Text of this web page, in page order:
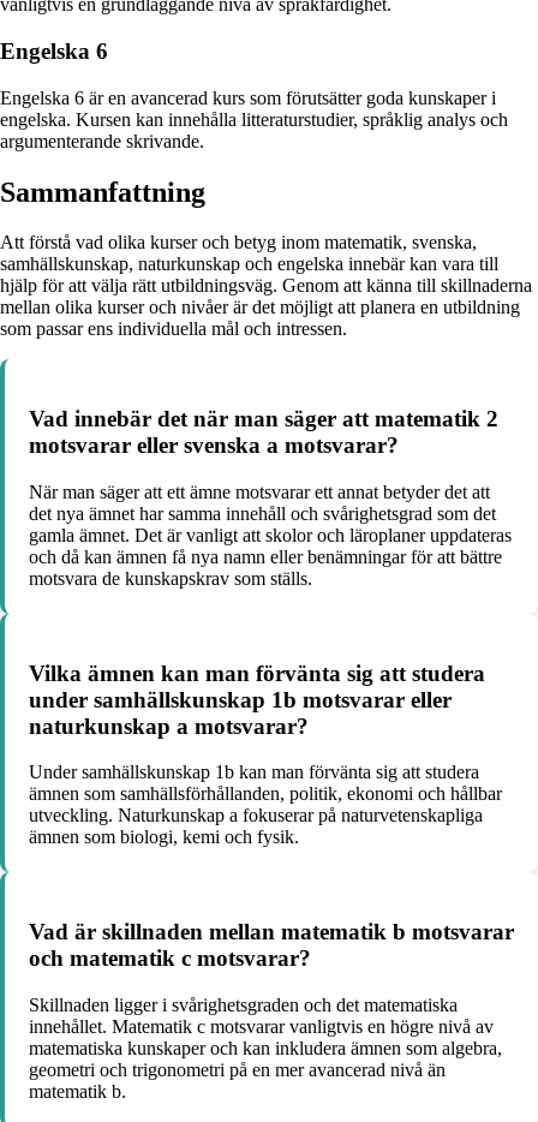
vanligtvis en grundläggande nivå av språkfärdighet.
Engelska 6
Engelska 6 är en avancerad kurs som förutsätter goda kunskaper i
engelska. Kursen kan innehålla litteraturstudier, språklig analys och
argumenterande skrivande.
Sammanfattning
Att förstå vad olika kurser och betyg inom matematik, svenska,
samhällskunskap, naturkunskap och engelska innebär kan vara till
hjälp för att välja rätt utbildningsväg. Genom att känna till skillnaderna
mellan olika kurser och nivåer är det möjligt att planera en utbildning
som passar ens individuella mål och intressen.
Vad innebär det när man säger att matematik 2
motsvarar eller svenska a motsvarar?
När man säger att ett ämne motsvarar ett annat betyder det att
det nya ämnet har samma innehåll och svårighetsgrad som det
gamla ämnet. Det är vanligt att skolor och läroplaner uppdateras
och då kan ämnen få nya namn eller benämningar för att bättre
motsvara de kunskapskrav som ställs.
Vilka ämnen kan man förvänta sig att studera
under samhällskunskap 1b motsvarar eller
naturkunskap a motsvarar?
Under samhällskunskap 1b kan man förvänta sig att studera
ämnen som samhällsförhållanden, politik, ekonomi och hållbar
utveckling. Naturkunskap a fokuserar på naturvetenskapliga
ämnen som biologi, kemi och fysik.
Vad är skillnaden mellan matematik b motsvarar
och matematik c motsvarar?
Skillnaden ligger i svårighetsgraden och det matematiska
innehållet. Matematik c motsvarar vanligtvis en högre nivå av
matematiska kunskaper och kan inkludera ämnen som algebra,
geometri och trigonometri på en mer avancerad nivå än
matematik b.